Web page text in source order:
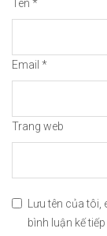
Tên *
Email *
Trang web
Lưu tên của tôi,
bình luận kế